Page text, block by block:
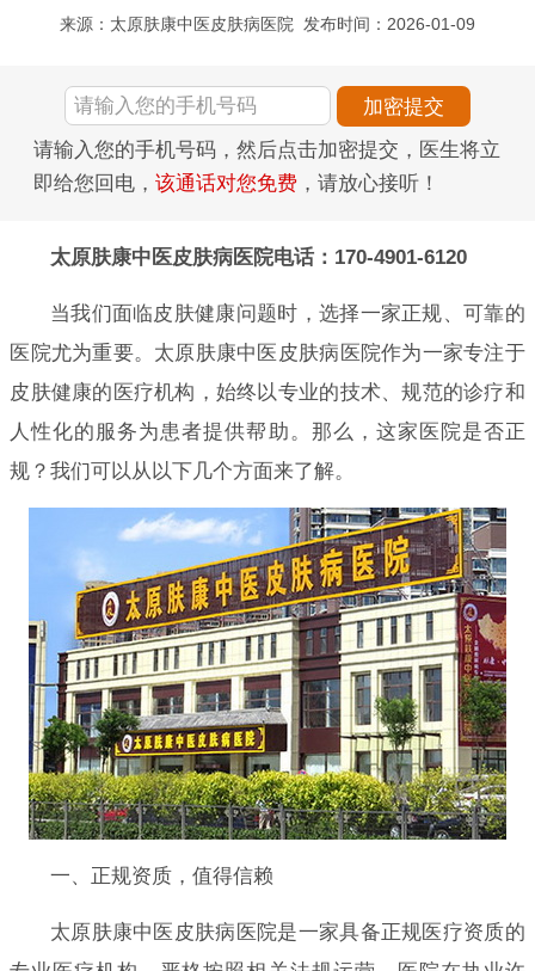
来源：太原肤康中医皮肤病医院 发布时间：2026-01-09
请输入您的手机号码，然后点击加密提交，医生将立
即给您回电， 该通话对您免费 ，请放心接听！
太原肤康中医皮肤病医院电话：170-4901-6120
当我们面临皮肤健康问题时，选择一家正规、可靠的
医院尤为重要。太原肤康中医皮肤病医院作为一家专注于
皮肤健康的医疗机构，始终以专业的技术、规范的诊疗和
人性化的服务为患者提供帮助。那么，这家医院是否正
规？我们可以从以下几个方面来了解。
一、正规资质，值得信赖
太原肤康中医皮肤病医院是一家具备正规医疗资质的